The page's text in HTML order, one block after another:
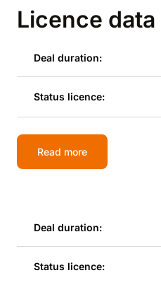
Licence data
Deal duration:
Status licence:
Read more
Deal duration:
Status licence: